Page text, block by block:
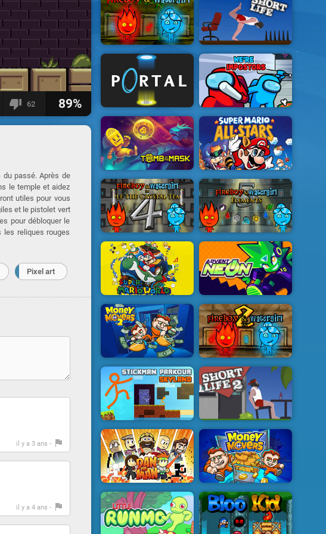
62 89%
du passé. Après de
le temple et aidez
utiles pour vous
et le pistolet vert
pour débloquer le
les reliques rouges
Pixel art
il y a 3 ans -
il y a 4 ans -